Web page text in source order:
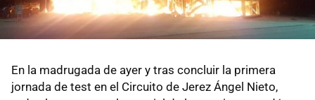
En la madrugada de ayer y tras concluir la primera
jornada de test en el Circuito de Jerez Ángel Nieto,